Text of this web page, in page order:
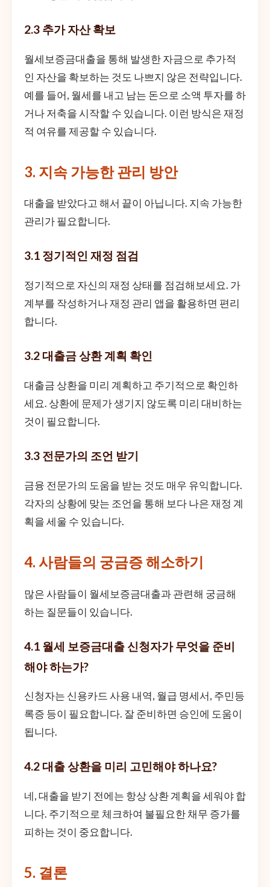
2.3 추가 자산 확보
월세보증금대출을 통해 발생한 자금으로 추가적
인 자산을 확보하는 것도 나쁘지 않은 전략입니다.
예를 들어, 월세를 내고 남는 돈으로 소액 투자를 하
거나 저축을 시작할 수 있습니다. 이런 방식은 재정
적 여유를 제공할 수 있습니다.
3. 지속 가능한 관리 방안
대출을 받았다고 해서 끝이 아닙니다. 지속 가능한
관리가 필요합니다.
3.1 정기적인 재정 점검
정기적으로 자신의 재정 상태를 점검해보세요. 가
계부를 작성하거나 재정 관리 앱을 활용하면 편리
합니다.
3.2 대출금 상환 계획 확인
대출금 상환을 미리 계획하고 주기적으로 확인하
세요. 상환에 문제가 생기지 않도록 미리 대비하는
것이 필요합니다.
3.3 전문가의 조언 받기
금융 전문가의 도움을 받는 것도 매우 유익합니다.
각자의 상황에 맞는 조언을 통해 보다 나은 재정 계
획을 세울 수 있습니다.
4. 사람들의 궁금증 해소하기
많은 사람들이 월세보증금대출과 관련해 궁금해
하는 질문들이 있습니다.
4.1 월세 보증금대출 신청자가 무엇을 준비
해야 하는가?
신청자는 신용카드 사용 내역, 월급 명세서, 주민등
록증 등이 필요합니다. 잘 준비하면 승인에 도움이
됩니다.
4.2 대출 상환을 미리 고민해야 하나요?
네, 대출을 받기 전에는 항상 상환 계획을 세워야 합
니다. 주기적으로 체크하여 불필요한 채무 증가를
피하는 것이 중요합니다.
5. 결론